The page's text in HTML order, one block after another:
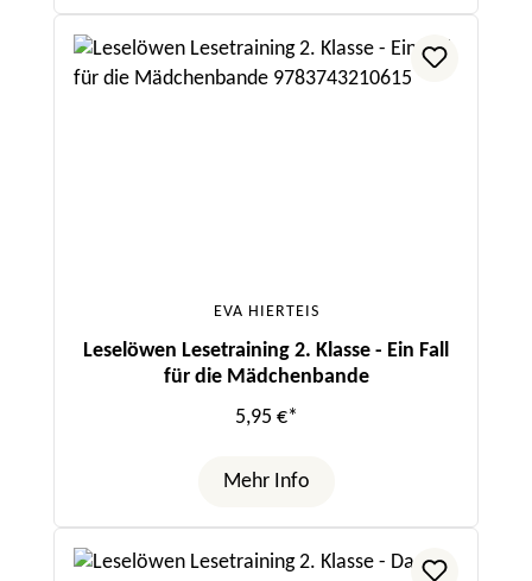
EVA HIERTEIS
Leselöwen Lesetraining 2. Klasse - Ein Fall
für die Mädchenbande
5,95 €*
Mehr Info